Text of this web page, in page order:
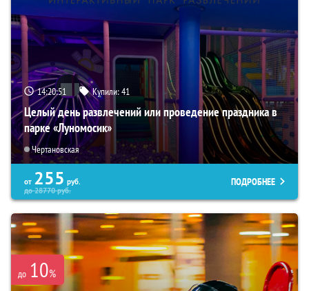
14:20:50 Купили:41
Целый день развлечений или проведение праздника в
парке «Луномосик»
Чертановская
от 255 руб.
до28770руб.
ПОДРОБНЕЕ
до 10%